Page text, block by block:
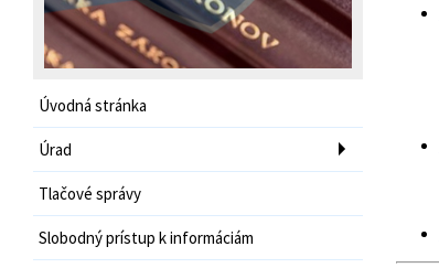
Úvodná stránka
Úrad
Tlačové správy
Slobodný prístup k informáciám